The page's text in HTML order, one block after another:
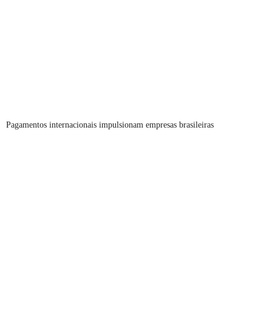
Pagamentos internacionais impulsionam empresas brasileiras